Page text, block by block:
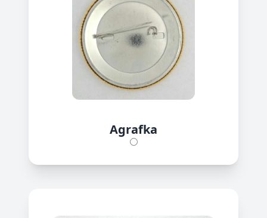
Agrafka